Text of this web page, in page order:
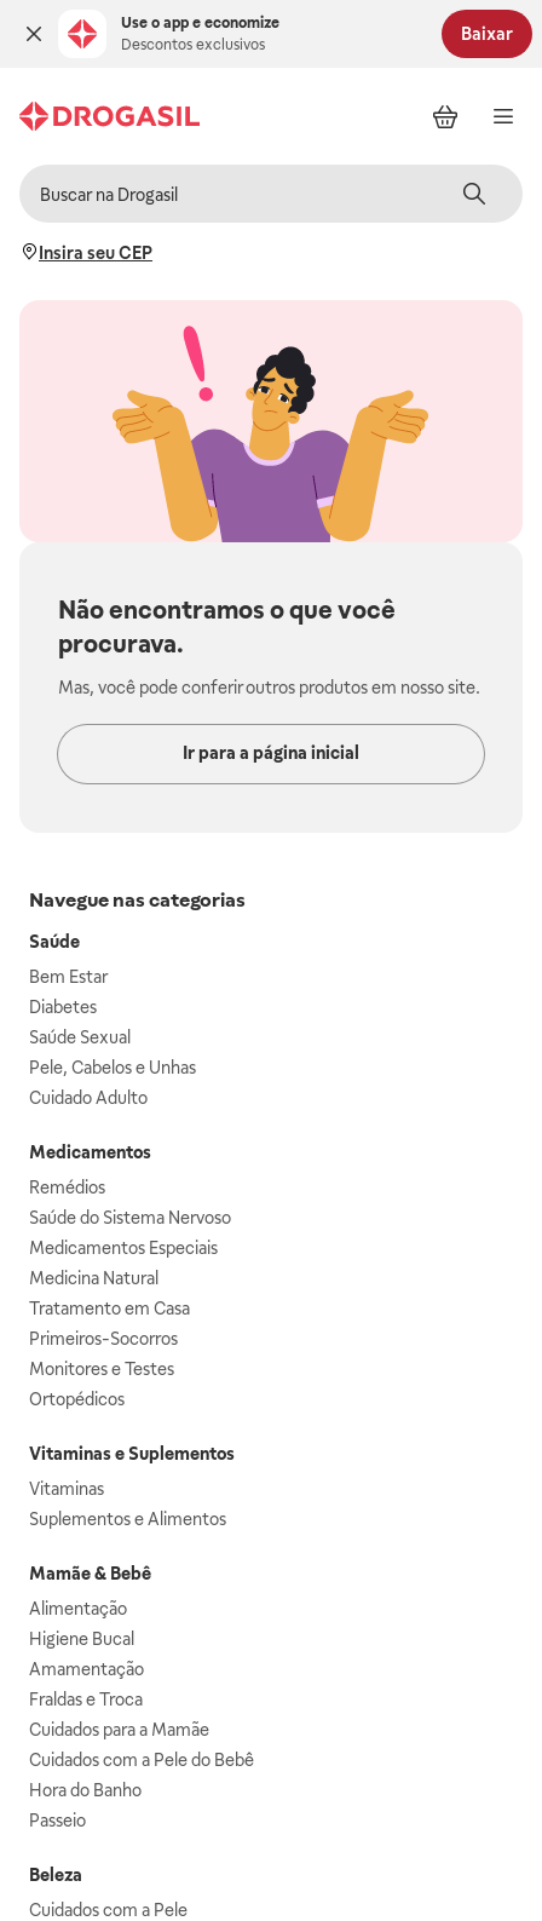
Use o app e economize
Descontos exclusivos
Baixar
Insira seu CEP
Não encontramos o que você
procurava.
Mas, você pode conferir outros produtos em nosso site.
Ir para a página inicial
Navegue nas categorias
Saúde
Bem Estar
Diabetes
Saúde Sexual
Pele, Cabelos e Unhas
Cuidado Adulto
Medicamentos
Remédios
Saúde do Sistema Nervoso
Medicamentos Especiais
Medicina Natural
Tratamento em Casa
Primeiros-Socorros
Monitores e Testes
Ortopédicos
Vitaminas e Suplementos
Vitaminas
Suplementos e Alimentos
Mamãe & Bebê
Alimentação
Higiene Bucal
Amamentação
Fraldas e Troca
Cuidados para a Mamãe
Cuidados com a Pele do Bebê
Hora do Banho
Passeio
Beleza
Cuidados com a Pele